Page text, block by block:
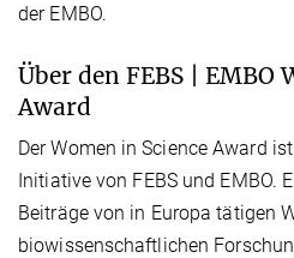
der EMBO.
Über den FEBS | EMBO
Award
Der Women in Science Award
Initiative von FEBS und EMBO.
Beiträge von in Europa tätigen
biowissenschaftlichen